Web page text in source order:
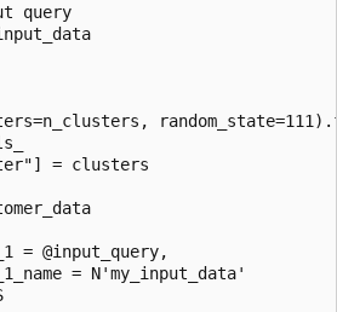
query
= clusters
= @input_query,
= N'my_input_data'